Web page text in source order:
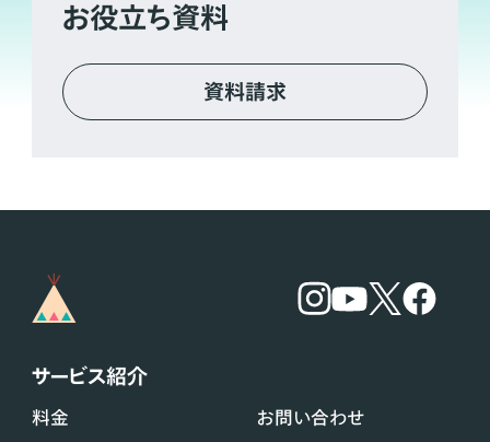
お役立ち資料
資料請求
サービス紹介
料金
お問い合わせ